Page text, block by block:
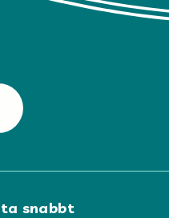
snabbt